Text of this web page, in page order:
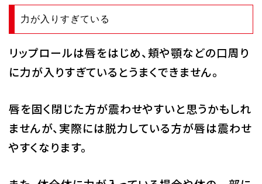
力が入りすぎている
リップロールは唇をはじめ、頬や顎などの口周り
に力が入りすぎているとうまくできません。
唇を固く閉じた方が震わせやすいと思うかもしれ
ませんが、実際には脱力している方が唇は震わせ
やすくなります。